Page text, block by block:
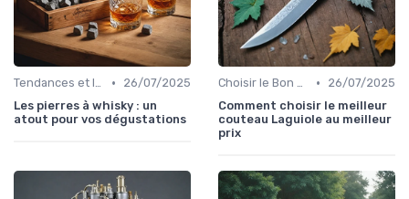
Tendances et Innovations •
26/07/2025
Les pierres à whisky : un
atout pour vos dégustations
Choisir le Bon Appareil •
26/07/2025
Comment choisir le meilleur
couteau Laguiole au meilleur
prix